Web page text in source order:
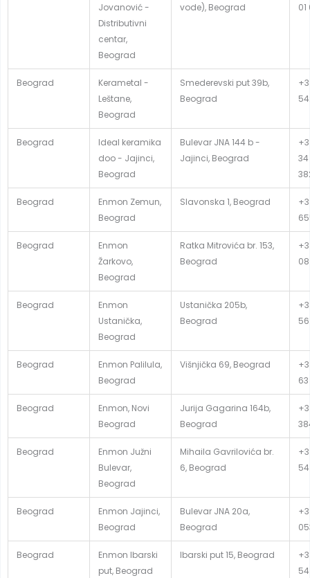
Jovanović -
Distributivni
centar,
Beograd
vode), Beograd
01
Beograd
Kerametal -
Leštane,
Beograd
Smederevski put 39b,
Beograd
Beograd
Ideal keramika
doo - Jajinci,
Beograd
Bulevar JNA 144 b -
Jajinci, Beograd
34
Beograd
Enmon Zemun,
Beograd
Slavonska 1, Beograd
Beograd
Enmon
Žarkovo,
Beograd
Ratka Mitrovića br. 153,
Beograd
Beograd
Enmon
Ustanička,
Beograd
Ustanička 205b,
Beograd
Beograd
Enmon Palilula,
Beograd
Višnjička 69, Beograd
Beograd
Enmon, Novi
Beograd
Jurija Gagarina 164b,
Beograd
Beograd
Enmon Južni
Bulevar,
Beograd
Mihaila Gavrilovića br.
6, Beograd
Beograd
Enmon Jajinci,
Beograd
Bulevar JNA 20a,
Beograd
Beograd
Enmon Ibarski
put, Beograd
Ibarski put 15, Beograd